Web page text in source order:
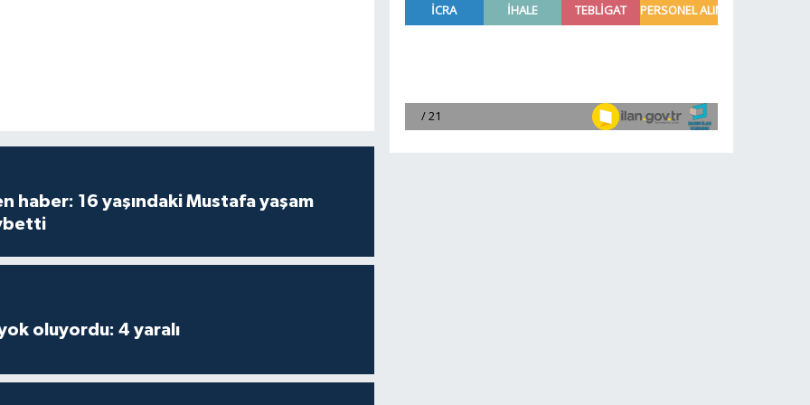
haber: 16 yaşındaki Mustafa yaşam
oluyordu: 4 yaralı